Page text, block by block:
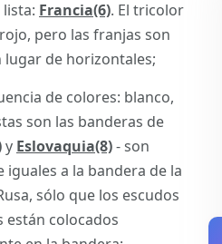
Francia(6). El tricolor
pero las franjas son
lugar de horizontales;
de colores: blanco,
son las banderas de
y Eslovaquia(8)- son
iguales a la bandera de la
sólo que los escudos
están colocados